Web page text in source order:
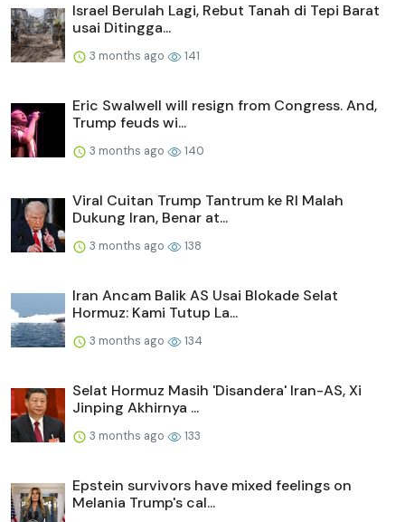
Israel Berulah Lagi, Rebut Tanah di Tepi Barat
usai Ditingga...
3 months ago 141
Eric Swalwell will resign from Congress. And,
Trump feuds wi...
3 months ago 140
Viral Cuitan Trump Tantrum ke RI Malah
Dukung Iran, Benar at...
3 months ago 138
Iran Ancam Balik AS Usai Blokade Selat
Hormuz: Kami Tutup La...
3 months ago 134
Selat Hormuz Masih 'Disandera' Iran-AS, Xi
Jinping Akhirnya ...
3 months ago 133
Epstein survivors have mixed feelings on
Melania Trump's cal...